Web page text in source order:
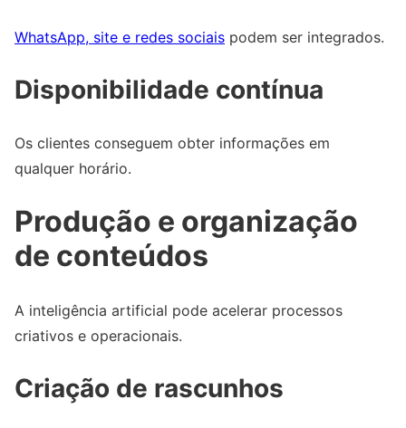
WhatsApp, site e redes sociais podem ser integrados.
Disponibilidade contínua
Os clientes conseguem obter informações em
qualquer horário.
Produção e organização
de conteúdos
A inteligência artificial pode acelerar processos
criativos e operacionais.
Criação de rascunhos